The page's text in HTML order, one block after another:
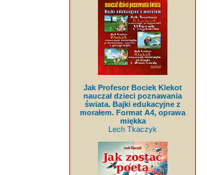
Jak Profesor Bociek Klekot
nauczał dzieci poznawania
świata. Bajki edukacyjne z
morałem. Format A4, oprawa
miękka
Lech Tkaczyk